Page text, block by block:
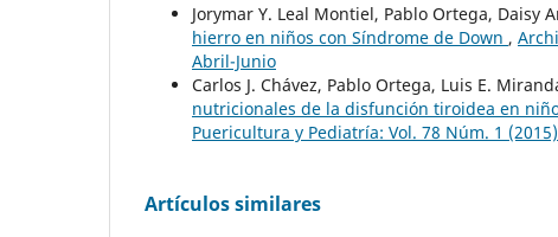
Jorymar Y. Leal Montiel, Pablo Ortega, Daisy
hierro en niños con Síndrome de Down ,
Abril-Junio
Carlos J. Chávez, Pablo Ortega, Luis E.
nutricionales de la disfunción tiroidea en
Puericultura y Pediatría: Vol. 78 Núm. 1
Artículos similares